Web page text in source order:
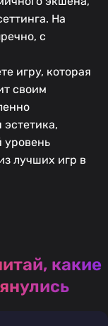
На
с
игру, которая
своим
уровень
лучших игр в
какие